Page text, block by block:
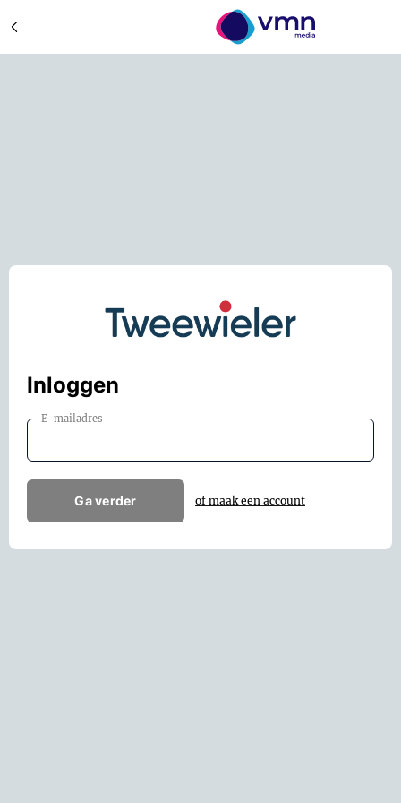
Inloggen
E-mailadres
Ga verder of maak een account